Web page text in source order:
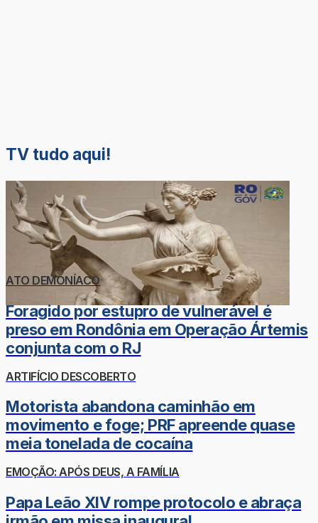
TV tudo aqui!
ATO DEMONÍACO
Foragido por estupro de vulnerável é
preso em Rondônia em Operação Ártemis
conjunta com o RJ
ARTIFÍCIO DESCOBERTO
Motorista abandona caminhão em
movimento e foge; PRF apreende quase
meia tonelada de cocaína
EMOÇÃO: APÓS DEUS, A FAMÍLIA
Papa Leão XIV rompe protocolo e abraça